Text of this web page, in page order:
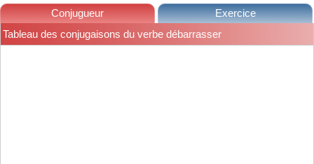
Conjugueur Exercice
Tableau des conjugaisons du verbe débarrasser